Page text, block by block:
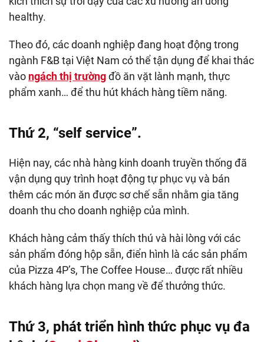
healthy.
Theo đó, các doanh nghiệp đang hoạt động trong
ngành F&B tại Việt Nam có thể tận dụng để khai thác
vào ngách thị trườngđồ ăn vặt lành mạnh, thực
phẩm xanh… để thu hút khách hàng tiềm năng.
Thứ 2, “self service”.
Hiện nay, các nhà hàng kinh doanh truyền thống đã
vận dụng quy trình hoạt động tự phục vụ và bán
thêm các món ăn được sơ chế sẵn nhằm gia tăng
doanh thu cho doanh nghiệp của mình.
Khách hàng cảm thấy thích thú và hài lòng với các
sản phẩm đóng hộp sẵn, điển hình là các sản phẩm
của Pizza 4P’s, The Coffee House… được rất nhiều
khách hàng lựa chọn mang về để thưởng thức.
Thứ 3, phát triển hình thức phục vụ đa